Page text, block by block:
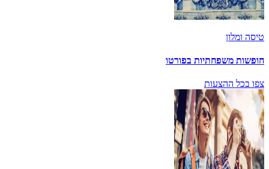
טיסה ומלון
חופשות משפחתיות בפורטו
צפו בכל ההצעות